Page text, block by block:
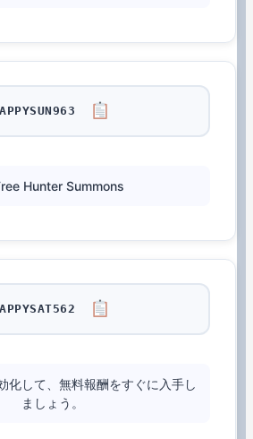
Hunter Summons
化して、無料報酬をすぐに入手し
ましょう。